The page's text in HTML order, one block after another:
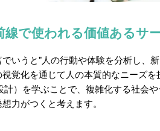
線で使われる価値あるサ
いうと"人の行動や体験を分析し、
覚化を通じて人の本質的なニーズ
計）を学ぶことで、複雑化する社会
力がつくと考えます。